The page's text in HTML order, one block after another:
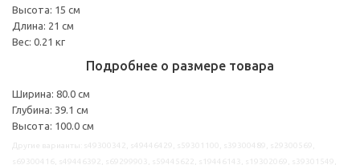
Высота: 15 см
Длина: 21 см
Вес: 0.21 кг
Подробнее о размере товара
Ширина: 80.0 см
Глубина: 39.1 см
Высота: 100.0 см